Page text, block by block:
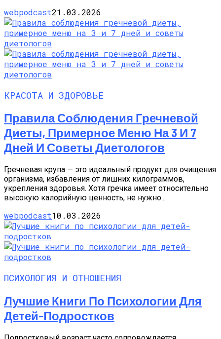
webpodcast21.03.2026
КРАСОТА И ЗДОРОВЬЕ
Правила Соблюдения Гречневой
Диеты, Примерное Меню На 3 И 7
Дней И Советы Диетологов
Гречневая крупа — это идеальный продукт для очищения
организма, избавления от лишних килограммов,
укрепления здоровья. Хотя гречка имеет относительно
высокую калорийную ценность, не нужно...
webpodcast10.03.2026
ПСИХОЛОГИЯ И ОТНОШЕНИЯ
Лучшие Книги По Психологии Для
Детей-Подростков